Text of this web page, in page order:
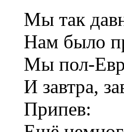
Мы так
Нам было
Мы пол-
И завтра,
Припев: